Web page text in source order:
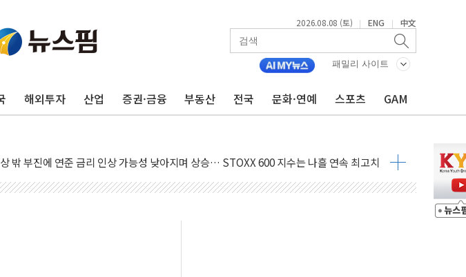
2026.08.08 (토) | ENG | 中文
패밀리 사이트
해외투자 산업 증권·금융 부동산 전국 문화·연예 스포츠 GAM
금리 인상 우려 후퇴…S&P500 최고치
밖 부진에 연준 금리 인상 가능성 낮아지며 상승… STOXX 600 지수는 나흘 연속 최고치
나…고용 감소에 9월 동결 전망 우세
정명령 검토…"이르면 다음 주"
도회장 공사 중단 명령…트럼프 제동
'하르그섬', 최근 1주일 이상 '올스톱'… 美 해상봉쇄 영향